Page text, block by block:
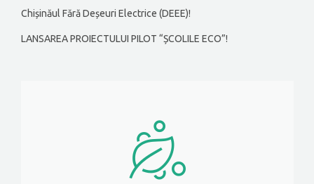
Chișinăul Fără Deșeuri Electrice (DEEE)!
LANSAREA PROIECTULUI PILOT “ȘCOLILE ECO”!